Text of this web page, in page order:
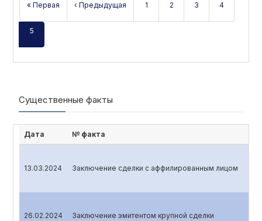
« Первая ‹ Предыдущая 1 2 3 4
5
Существенные факты
Дата № факта
13.03.2024 Заключение сделки с аффилированным лицом
26.02.2024 Заключение эмитентом крупной сделки